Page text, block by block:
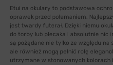
Etui na okulary to podstawowa
oprawek przed połamaniem.
jest twardy futerał. Dzięki niemu
do torby lub plecaka i absolutnie nic
są pożądane nie tylko ze względu
ale również mogą pełnić rolę
utrzymane w stonowanych kolorach